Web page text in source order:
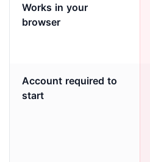
Works in your
browser
Account required to
start